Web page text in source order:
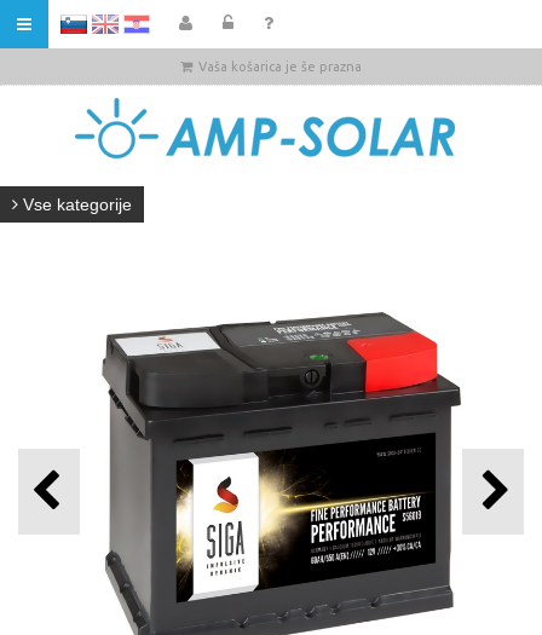
HR
Vaša košarica je še prazna
Vse kategorije